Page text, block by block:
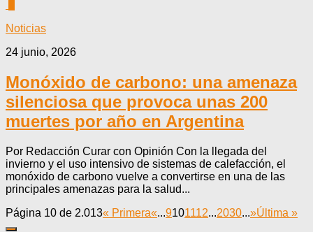
Noticias
24 junio, 2026
Monóxido de carbono: una amenaza
silenciosa que provoca unas 200
muertes por año en Argentina
Por Redacción Curar con Opinión Con la llegada del
invierno y el uso intensivo de sistemas de calefacción, el
monóxido de carbono vuelve a convertirse en una de las
principales amenazas para la salud...
Página 10 de 2.013« Primera«...9101112...2030...»Última »